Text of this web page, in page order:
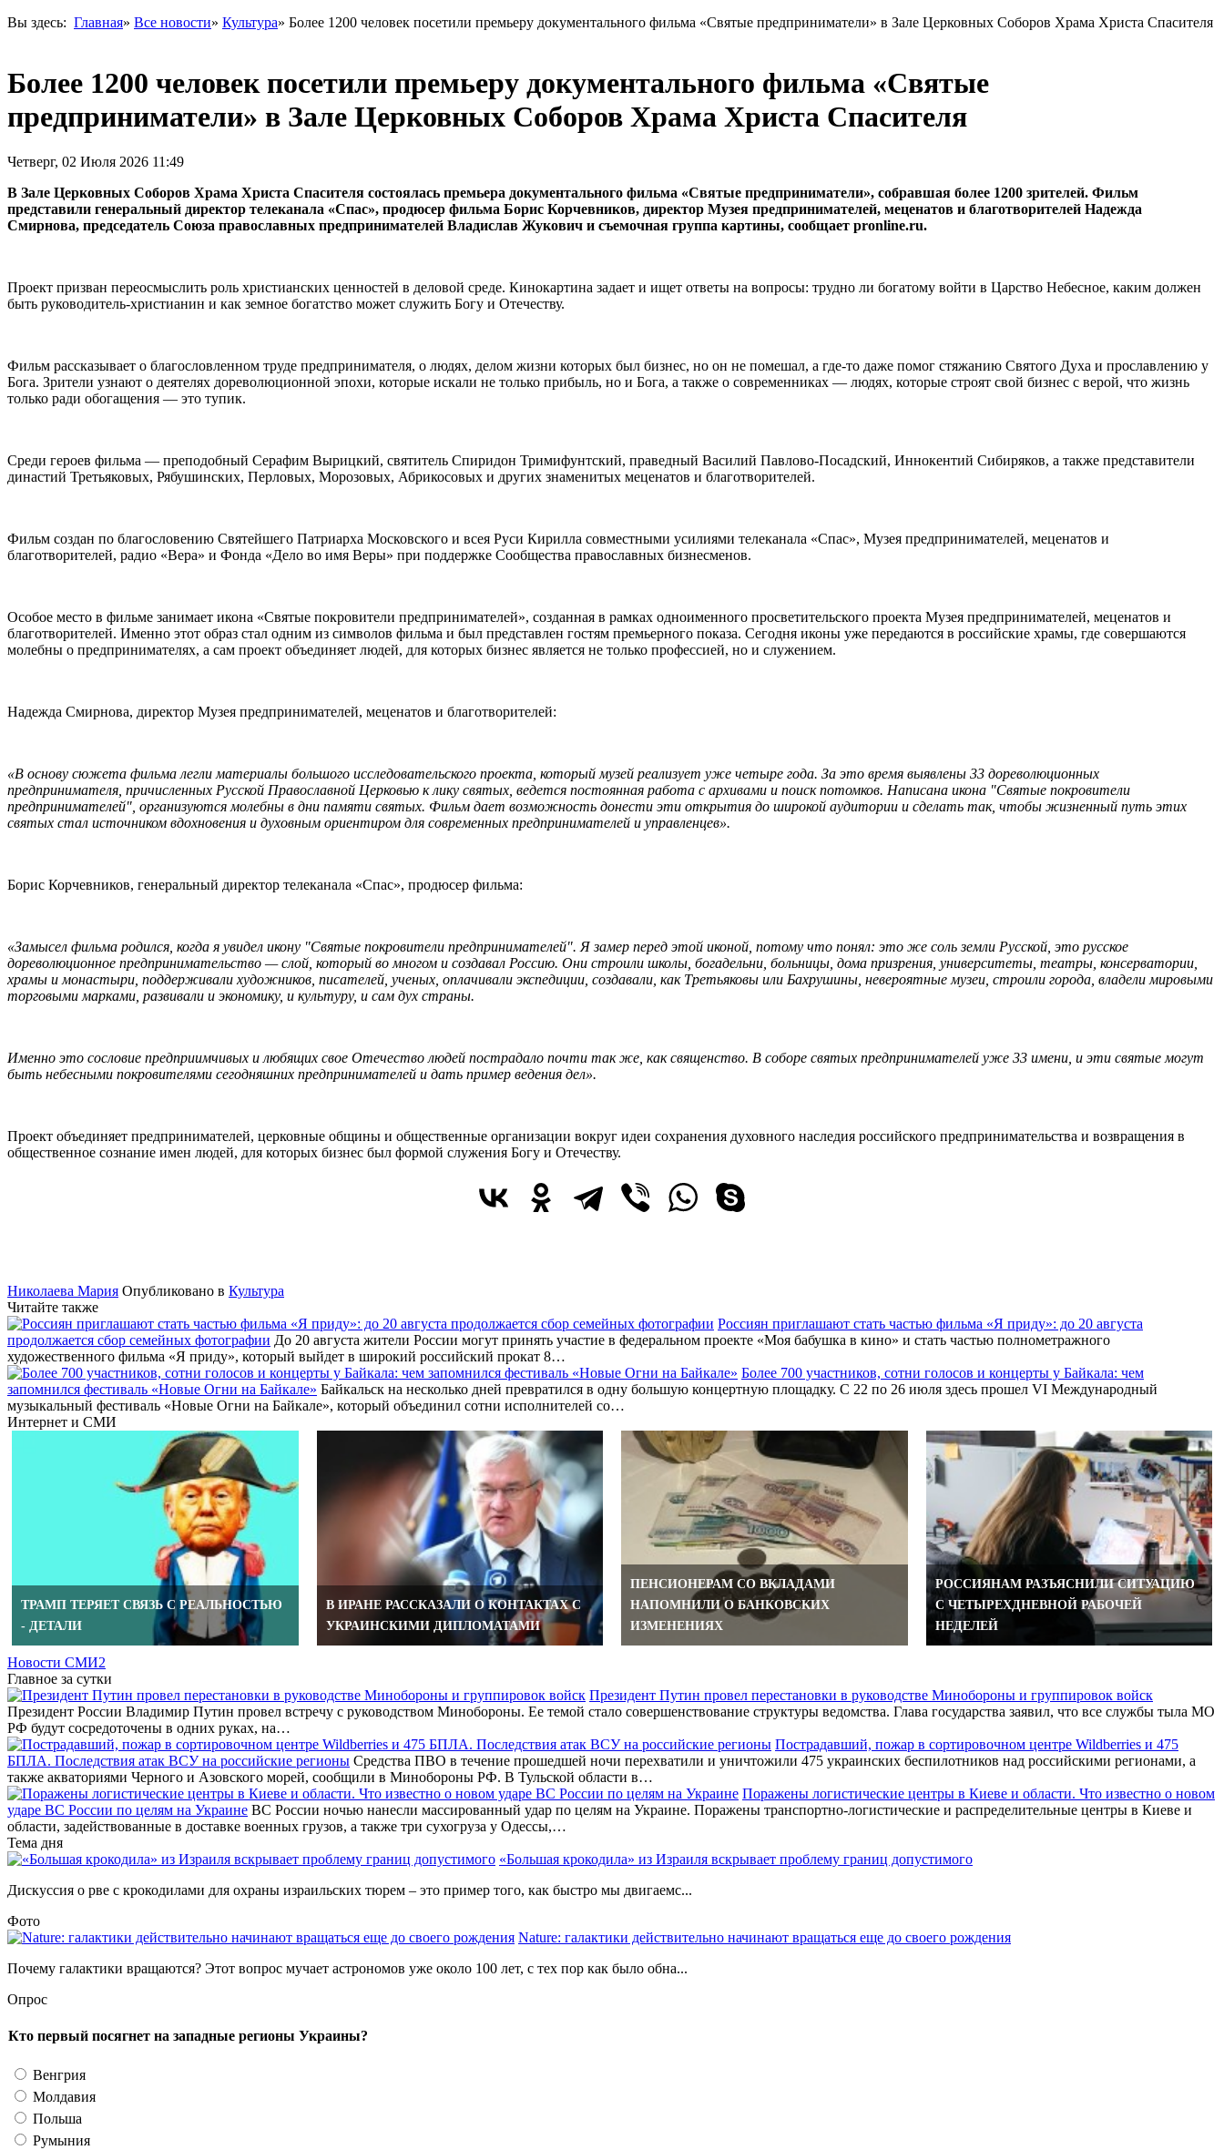
Вы здесь: Главная» Все новости» Культура» Более 1200 человек посетили премьеру документального фильма «Святые предприниматели» в Зале Церковных Соборов Храма Христа Спасителя
Более 1200 человек посетили премьеру документального фильма «Святые
предприниматели» в Зале Церковных Соборов Храма Христа Спасителя
Четверг, 02 Июля 2026 11:49
В Зале Церковных Соборов Храма Христа Спасителя состоялась премьера документального фильма «Святые предприниматели», собравшая более 1200 зрителей. Фильм
представили генеральный директор телеканала «Спас», продюсер фильма Борис Корчевников, директор Музея предпринимателей, меценатов и благотворителей Надежда
Смирнова, председатель Союза православных предпринимателей Владислав Жукович и съемочная группа картины, сообщает pronline.ru.
Проект призван переосмыслить роль христианских ценностей в деловой среде. Кинокартина задает и ищет ответы на вопросы: трудно ли богатому войти в Царство Небесное, каким должен
быть руководитель-христианин и как земное богатство может служить Богу и Отечеству.
Фильм рассказывает о благословленном труде предпринимателя, о людях, делом жизни которых был бизнес, но он не помешал, а где-то даже помог стяжанию Святого Духа и прославлению у
Бога. Зрители узнают о деятелях дореволюционной эпохи, которые искали не только прибыль, но и Бога, а также о современниках — людях, которые строят свой бизнес с верой, что жизнь
только ради обогащения — это тупик.
Среди героев фильма — преподобный Серафим Вырицкий, святитель Спиридон Тримифунтский, праведный Василий Павлово-Посадский, Иннокентий Сибиряков, а также представители
династий Третьяковых, Рябушинских, Перловых, Морозовых, Абрикосовых и других знаменитых меценатов и благотворителей.
Фильм создан по благословению Святейшего Патриарха Московского и всея Руси Кирилла совместными усилиями телеканала «Спас», Музея предпринимателей, меценатов и
благотворителей, радио «Вера» и Фонда «Дело во имя Веры» при поддержке Сообщества православных бизнесменов.
Особое место в фильме занимает икона «Святые покровители предпринимателей», созданная в рамках одноименного просветительского проекта Музея предпринимателей, меценатов и
благотворителей. Именно этот образ стал одним из символов фильма и был представлен гостям премьерного показа. Сегодня иконы уже передаются в российские храмы, где совершаются
молебны о предпринимателях, а сам проект объединяет людей, для которых бизнес является не только профессией, но и служением.
Надежда Смирнова, директор Музея предпринимателей, меценатов и благотворителей:
«В основу сюжета фильма легли материалы большого исследовательского проекта, который музей реализует уже четыре года. За это время выявлены 33 дореволюционных
предпринимателя, причисленных Русской Православной Церковью к лику святых, ведется постоянная работа с архивами и поиск потомков. Написана икона "Святые покровители
предпринимателей", организуются молебны в дни памяти святых. Фильм дает возможность донести эти открытия до широкой аудитории и сделать так, чтобы жизненный путь этих
святых стал источником вдохновения и духовным ориентиром для современных предпринимателей и управленцев».
Борис Корчевников, генеральный директор телеканала «Спас», продюсер фильма:
«Замысел фильма родился, когда я увидел икону "Святые покровители предпринимателей". Я замер перед этой иконой, потому что понял: это же соль земли Русской, это русское
дореволюционное предпринимательство — слой, который во многом и создавал Россию. Они строили школы, богадельни, больницы, дома призрения, университеты, театры, консерватории,
храмы и монастыри, поддерживали художников, писателей, ученых, оплачивали экспедиции, создавали, как Третьяковы или Бахрушины, невероятные музеи, строили города, владели мировыми
торговыми марками, развивали и экономику, и культуру, и сам дух страны.
Именно это сословие предприимчивых и любящих свое Отечество людей пострадало почти так же, как священство. В соборе святых предпринимателей уже 33 имени, и эти святые могут
быть небесными покровителями сегодняшних предпринимателей и дать пример ведения дел».
Проект объединяет предпринимателей, церковные общины и общественные организации вокруг идеи сохранения духовного наследия российского предпринимательства и возвращения в
общественное сознание имен людей, для которых бизнес был формой служения Богу и Отечеству.
Николаева Мария Опубликовано в Культура
Читайте также
Россиян приглашают стать частью фильма «Я приду»: до 20 августа
продолжается сбор семейных фотографии До 20 августа жители России могут принять участие в федеральном проекте «Моя бабушка в кино» и стать частью полнометражного
художественного фильма «Я приду», который выйдет в широкий российский прокат 8…
Более 700 участников, сотни голосов и концерты у Байкала: чем
запомнился фестиваль «Новые Огни на Байкале» Байкальск на несколько дней превратился в одну большую концертную площадку. С 22 по 26 июля здесь прошел VI Международный
музыкальный фестиваль «Новые Огни на Байкале», который объединил сотни исполнителей со…
Интернет и СМИ
ТРАМП ТЕРЯЕТ СВЯЗЬ С РЕАЛЬНОСТЬЮ
- ДЕТАЛИ
В ИРАНЕ РАССКАЗАЛИ О КОНТАКТАХ С
УКРАИНСКИМИ ДИПЛОМАТАМИ
ПЕНСИОНЕРАМ СО ВКЛАДАМИ
НАПОМНИЛИ О БАНКОВСКИХ
ИЗМЕНЕНИЯХ
РОССИЯНАМ РАЗЪЯСНИЛИ СИТУАЦИЮ
С ЧЕТЫРЕХДНЕВНОЙ РАБОЧЕЙ
НЕДЕЛЕЙ
Новости СМИ2
Главное за сутки
Президент Путин провел перестановки в руководстве Минобороны и группировок войск
Президент России Владимир Путин провел встречу с руководством Минобороны. Ее темой стало совершенствование структуры ведомства. Глава государства заявил, что все службы тыла МО
РФ будут сосредоточены в одних руках, на…
Пострадавший, пожар в сортировочном центре Wildberries и 475
БПЛА. Последствия атак ВСУ на российские регионы Средства ПВО в течение прошедшей ночи перехватили и уничтожили 475 украинских беспилотников над российскими регионами, а
также акваториями Черного и Азовского морей, сообщили в Минобороны РФ. В Тульской области в…
Поражены логистические центры в Киеве и области. Что известно о новом
ударе ВС России по целям на Украине ВС России ночью нанесли массированный удар по целям на Украине. Поражены транспортно-логистические и распределительные центры в Киеве и
области, задействованные в доставке военных грузов, а также три сухогруза у Одессы,…
Тема дня
«Большая крокодила» из Израиля вскрывает проблему границ допустимого
Дискуссия о рве с крокодилами для охраны израильских тюрем – это пример того, как быстро мы двигаемс...
Фото
Nature: галактики действительно начинают вращаться еще до своего рождения
Почему галактики вращаются? Этот вопрос мучает астрономов уже около 100 лет, с тех пор как было обна...
Опрос
Кто первый посягнет на западные регионы Украины?
Венгрия
Молдавия
Польша
Румыния